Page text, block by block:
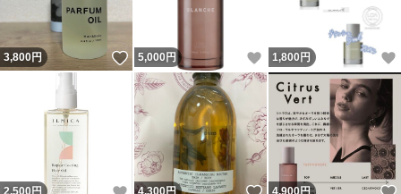
3,800円 いいね！
5,000 円 いいね！
1,800 円